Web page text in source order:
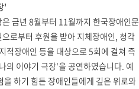
'
금년 8월부터 11월까지 한국장애인문
로부터 후원을 받아 지체장애인, 청각
적장애인 등을 대상으로 5회에 걸쳐 즉
의 이야기 극장'을 공연하였습니다. 예
을 하기 힘든 장애인들에게 깊은 위로와